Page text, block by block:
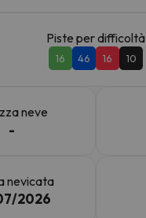
Piste per difficoltà
16 46 16 10
neve
-
nevicata
2026